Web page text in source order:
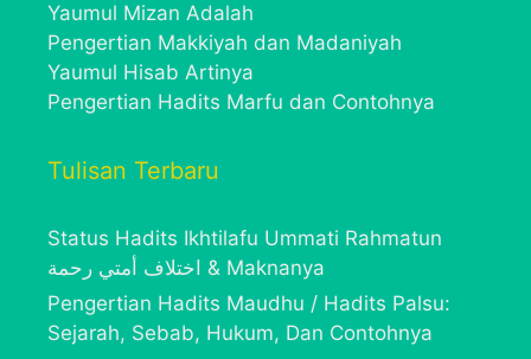
Yaumul Mizan Adalah
Pengertian Makkiyah dan Madaniyah
Yaumul Hisab Artinya
Pengertian Hadits Marfu dan Contohnya
Tulisan Terbaru
Status Hadits Ikhtilafu Ummati Rahmatun
اختلاف أمتي رحمة & Maknanya
Pengertian Hadits Maudhu / Hadits Palsu:
Sejarah, Sebab, Hukum, Dan Contohnya